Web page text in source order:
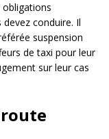
conduire. Il
suspension
de taxi pour leur
sur leur cas
route